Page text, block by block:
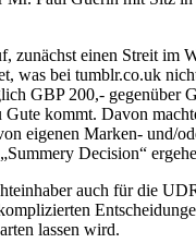
einen Streit im
was bei tumblr.co.uk
GBP 200,-
kommt. Davon
eigenen Marken- und/
Decision“
auch für die
lassen wird.